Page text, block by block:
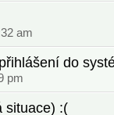
am
do
pm
situace) :(